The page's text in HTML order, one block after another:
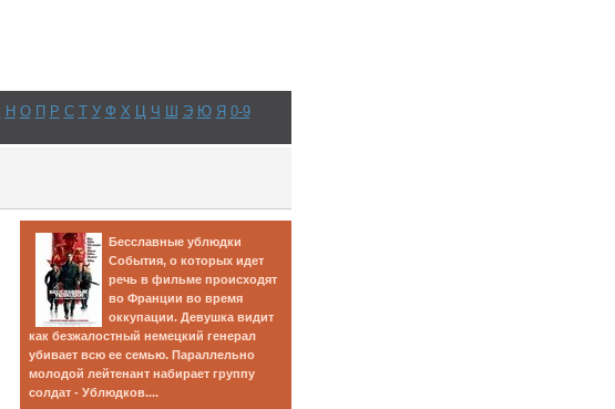
Н О П Р С Т У Ф Х Ц Ч Ш Э Ю Я 0-9
Бесславные ублюдки
События, о которых идет
речь в фильме происходят
во Франции во время
оккупации. Девушка видит
как безжалостный немецкий генерал
убивает всю ее семью. Параллельно
молодой лейтенант набирает группу
солдат - Ублюдков....